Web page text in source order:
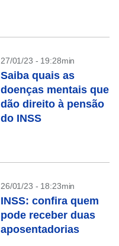
27/01/23 - 19:28min
Saiba quais as
doenças mentais que
dão direito à pensão
do INSS
26/01/23 - 18:23min
INSS: confira quem
pode receber duas
aposentadorias